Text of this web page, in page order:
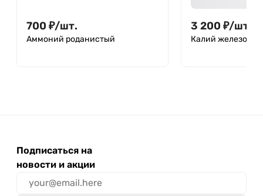
700 ₽/шт.
Аммоний роданистый
3 200 ₽/шт.
Калий
Подписаться на
новости и акции